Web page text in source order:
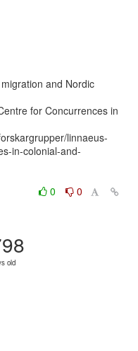
and Nordic
for Concurrences in
linnaeus-
in-colonial-and-
0
0
old